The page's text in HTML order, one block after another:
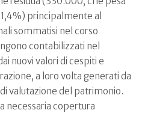
principalmente al
sommatisi nel corso
contabilizzati nel
nuovi valori di cespiti e
a loro volta generati da
valutazione del patrimonio.
necessaria copertura